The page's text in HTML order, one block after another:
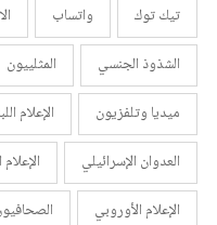
تيك توك
واتساب
الشذوذ الجنسي
المثلييون
ميديا وتلفزيون
الإعلام
العدوان الإسرائيلي
الإعلام الأوروبي